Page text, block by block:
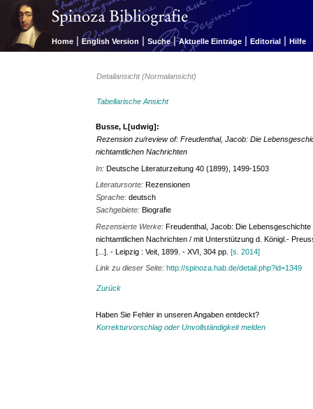
Home | English Version | Suche | Aktuelle Einträge | Editorial | Hilfe
Detailansicht (Normalansicht)
Tabellarische Ansicht
Busse, L[udwig]:
Rezension zu/review of: Freudenthal, Jacob: Die
nichtamtlichen Nachrichten
In:Deutsche Literaturzeitung 40 (1899), 1499-1503
Literatursorte:Rezensionen
Sprache:deutsch
Sachgebiete:Biografie
Rezensierte Werke:Freudenthal, Jacob: Die
nichtamtlichen Nachrichten / mit Unterstützung d. Königl.-
[...]. - Leipzig : Veit, 1899. - XVI, 304 pp.[s. 2014]
Link zu dieser Seite:http://spinoza.hab.de/detail.php?id=1349
Zurück
Haben Sie Fehler in unseren Angaben entdeckt?
Korrekturvorschlag oder Unvollständigkeit melden